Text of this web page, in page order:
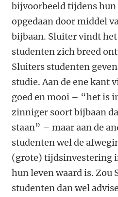
bijvoorbeeld tijdens
opgedaan door middel
bijbaan. Sluiter vindt
studenten zich breed
Sluiters studenten
studie. Aan de ene kant
goed en mooi – “het is
zinniger soort bijbaan
staan” – maar aan de
studenten wel de
(grote) tijdsinvestering
hun leven waard is. Zou
studenten dan wel